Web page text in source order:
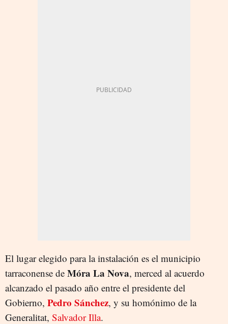
El lugar elegido para la instalación es el municipio
tarraconense de Móra La Nova, merced al acuerdo
alcanzado el pasado año entre el presidente del
Gobierno, Pedro Sánchez, y su homónimo de la
Generalitat, Salvador Illa.